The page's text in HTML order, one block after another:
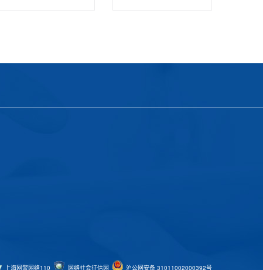
上海网警网络110 网络社会征信网 沪公网安备 31011002000392号